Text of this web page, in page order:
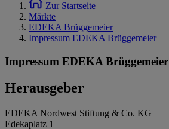
Zur Startseite
Märkte
EDEKA Brüggemeier
Impressum EDEKA Brüggemeier
Impressum EDEKA Brüggemeier
Herausgeber
EDEKA Nordwest Stiftung & Co. KG
Edekaplatz 1